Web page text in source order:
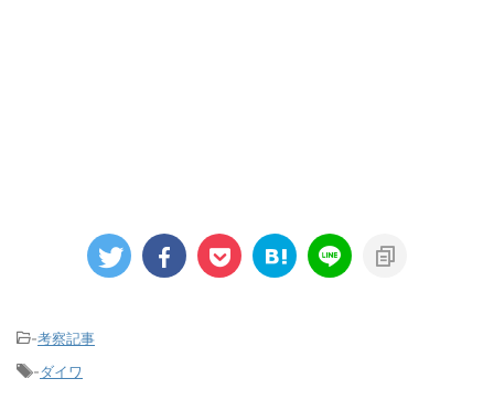
-考察記事
-ダイワ